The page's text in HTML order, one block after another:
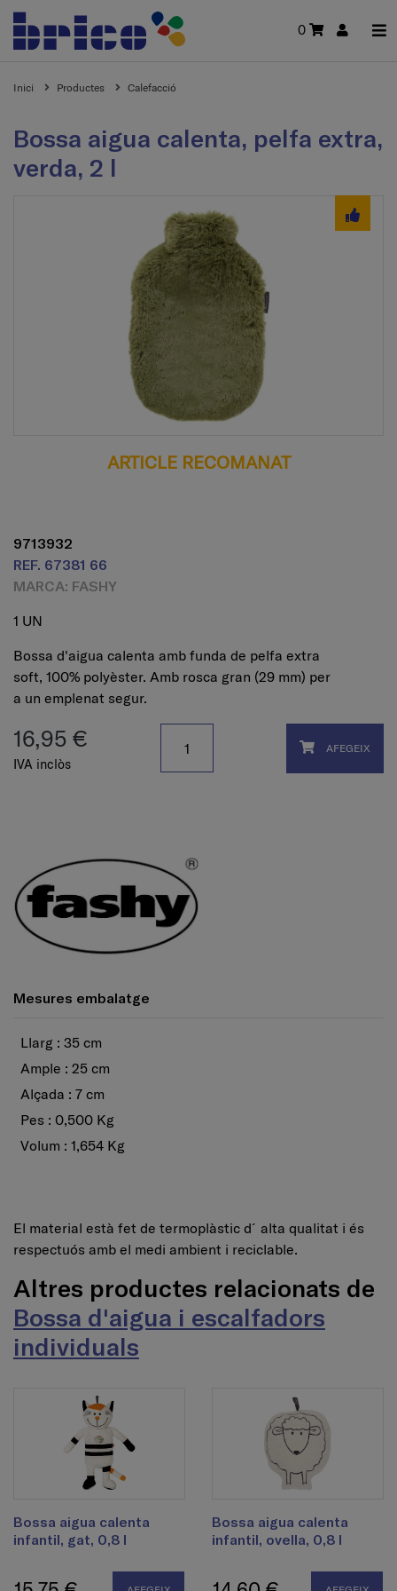
0
Inici Productes Calefacció
Bossa aigua calenta, pelfa extra,
verda, 2 l
ARTICLE RECOMANAT
9713932
REF. 67381 66
MARCA: FASHY
1 UN
Bossa d'aigua calenta amb funda de pelfa extra
soft, 100% polyèster. Amb rosca gran (29 mm) per
a un emplenat segur.
16,95 €
IVA inclòs
AFEGEIX
Mesures embalatge
Llarg : 35 cm
Ample : 25 cm
Alçada : 7 cm
Pes : 0,500 Kg
Volum : 1,654 Kg
El material està fet de termoplàstic d´alta qualitat i és
respectuós amb el medi ambient i reciclable.
Altres productes relacionats de
Bossa d'aigua i escalfadors
individuals
Bossa aigua calenta
infantil, gat, 0,8 l
Bossa aigua calenta
infantil, ovella, 0,8 l